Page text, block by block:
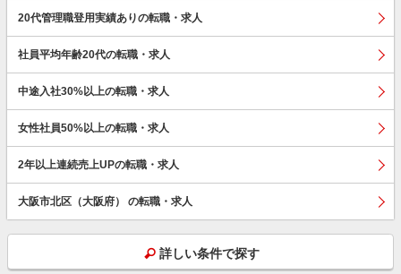
20代管理職登用実績ありの転職・求人
社員平均年齢20代の転職・求人
中途入社30%以上の転職・求人
女性社員50%以上の転職・求人
2年以上連続売上UPの転職・求人
大阪市北区（大阪府） の転職・求人
詳しい条件で探す